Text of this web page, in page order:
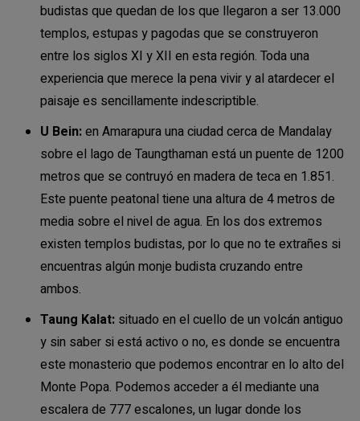
budistas que quedan de los que llegaron a ser 13.000
templos, estupas y pagodas que se construyeron
entre los siglos XI y XII en esta región. Toda una
experiencia que merece la pena vivir y al atardecer el
paisaje es sencillamente indescriptible.
U Bein:en Amarapura una ciudad cerca de Mandalay
sobre el lago de Taungthaman está un puente de 1200
metros que se contruyó en madera de teca en 1.851.
Este puente peatonal tiene una altura de 4 metros de
media sobre el nivel de agua. En los dos extremos
existen templos budistas, por lo que no te extrañes si
encuentras algún monje budista cruzando entre
ambos.
Taung Kalat: situado en el cuello de un volcán antiguo
y sin saber si está activo o no, es donde se encuentra
este monasterio que podemos encontrar en lo alto del
Monte Popa. Podemos acceder a él mediante una
escalera de 777 escalones, un lugar donde los